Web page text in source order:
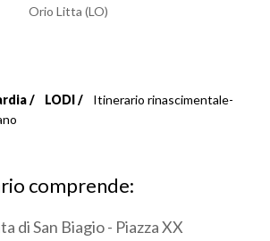
Orio Litta (LO)
LODI
Itinerario rinascimentale-
comprende:
di San Biagio - Piazza XX